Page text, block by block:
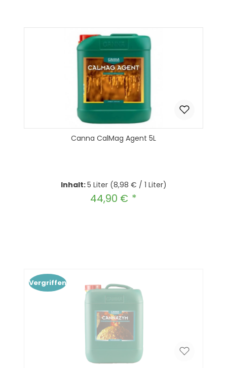
Canna CalMag Agent 5L
Inhalt:5 Liter (8,98 € / 1 Liter)
Regulärer Preis:
44,90 €
Vergriffen